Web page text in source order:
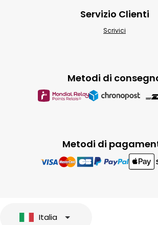
Metodi di
Metodi di
Servizio Clienti
Scrivici
Italia